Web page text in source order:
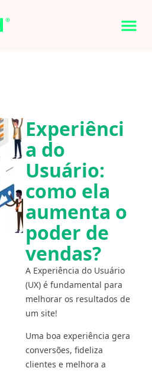
Experiênci
a do
Usuário:
como ela
aumenta o
poder de
vendas?
A Experiência do Usuário
(UX) é fundamental para
melhorar os resultados de
um site!
Uma boa experiência gera
conversões, fideliza
clientes e melhora a